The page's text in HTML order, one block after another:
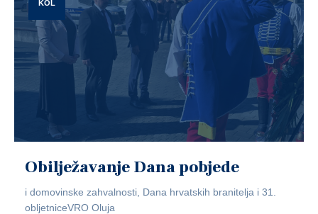
KOL
Obilježavanje Dana pobjede
i domovinske zahvalnosti, Dana hrvatskih branitelja i 31.
obljetniceVRO Oluja